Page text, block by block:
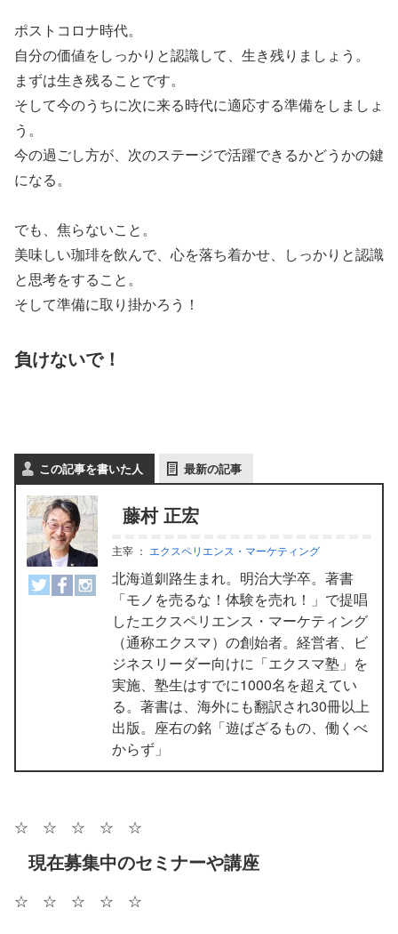
ポストコロナ時代。
自分の価値をしっかりと認識して、生き残りましょう。
まずは生き残ることです。
そして今のうちに次に来る時代に適応する準備をしましょ
う。
今の過ごし方が、次のステージで活躍できるかどうかの鍵
になる。
でも、焦らないこと。
美味しい珈琲を飲んで、心を落ち着かせ、しっかりと認識
と思考をすること。
そして準備に取り掛かろう！
負けないで！
この記事を書いた人 最新の記事
藤村 正宏
主宰 ： エクスペリエンス・マーケティング
北海道釧路生まれ。明治大学卒。著書
「モノを売るな！体験を売れ！」で提唱
したエクスペリエンス・マーケティング
（通称エクスマ）の創始者。経営者、ビ
ジネスリーダー向けに「エクスマ塾」を
実施、塾生はすでに1000名を超えてい
る。著書は、海外にも翻訳され30冊以上
出版。座右の銘「遊ばざるもの、働くべ
からず」
☆ ☆ ☆ ☆ ☆
現在募集中のセミナーや講座
☆ ☆ ☆ ☆ ☆